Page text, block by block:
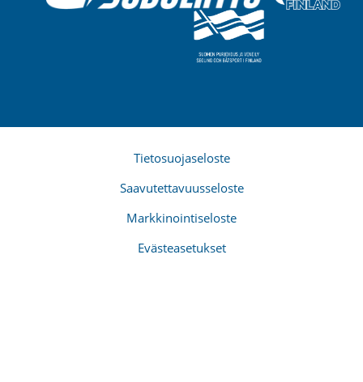
Tietosuojaseloste
Saavutettavuusseloste
Markkinointiseloste
Evästeasetukset